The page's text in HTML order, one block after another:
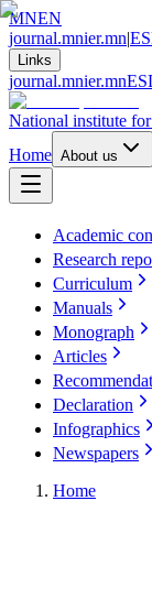
MNEN
journal.mnier.mn|
Links
journal.mnier.mn
National institute
Home About us
Academic
Research
Curriculum
Manuals
Monograph
Articles
Declaration
Infographics
Newspapers
Home